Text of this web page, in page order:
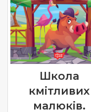
Школа
кмітливих
малюків.